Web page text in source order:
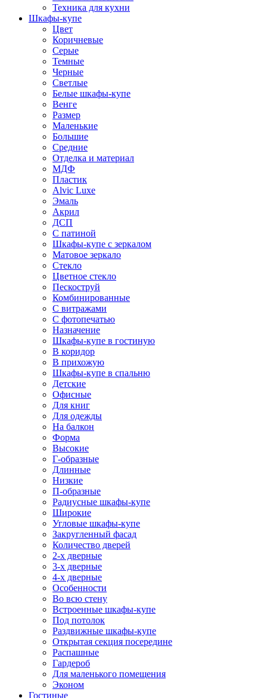
Техника для кухни
Шкафы-купе
Цвет
Коричневые
Серые
Темные
Черные
Светлые
Белые шкафы-купе
Венге
Размер
Маленькие
Большие
Средние
Отделка и материал
МДФ
Пластик
Alvic Luxe
Эмаль
Акрил
ДСП
С патиной
Шкафы-купе с зеркалом
Матовое зеркало
Стекло
Цветное стекло
Пескоструй
Комбинированные
С витражами
С фотопечатью
Назначение
Шкафы-купе в гостиную
В коридор
В прихожую
Шкафы-купе в спальню
Детские
Офисные
Для книг
Для одежды
На балкон
Форма
Высокие
Г-образные
Длинные
Низкие
П-образные
Радиусные шкафы-купе
Широкие
Угловые шкафы-купе
Закругленный фасад
Количество дверей
2-х дверные
3-х дверные
4-х дверные
Особенности
Во всю стену
Встроенные шкафы-купе
Под потолок
Раздвижные шкафы-купе
Открытая секция посередине
Распашные
Гардероб
Для маленького помещения
Эконом
Гостиные